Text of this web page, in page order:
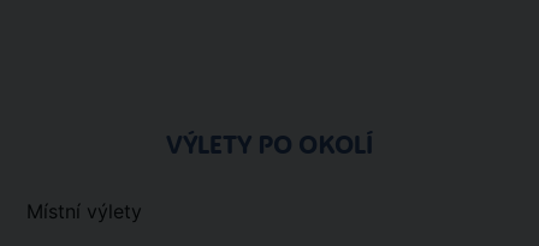
VÝLETY PO OKOLÍ
Místní výlety